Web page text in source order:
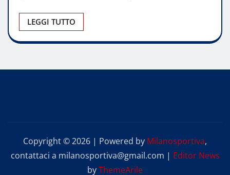
LEGGI TUTTO
Copyright © 2026 | Powered by Milanosportiva,
contattaci a milanosportiva@gmail.com | Editor News
byThemeArile